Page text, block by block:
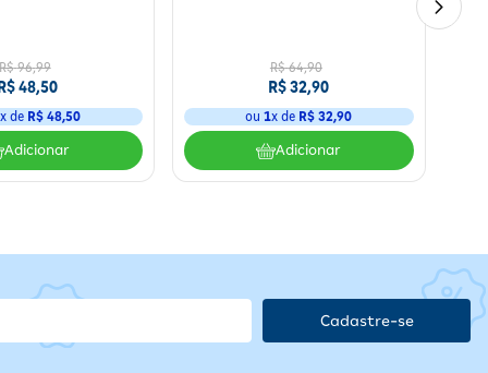
com os olhos
da luz solar direta
96,99
48,50
x de R$ 48,50
Adicionar
R$ 64,90
R$32,90
ou1x de R$ 32,90
Adicionar
Cadastre-se